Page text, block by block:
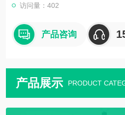
访问量：402
产品咨询
产品展示 PRODUCT